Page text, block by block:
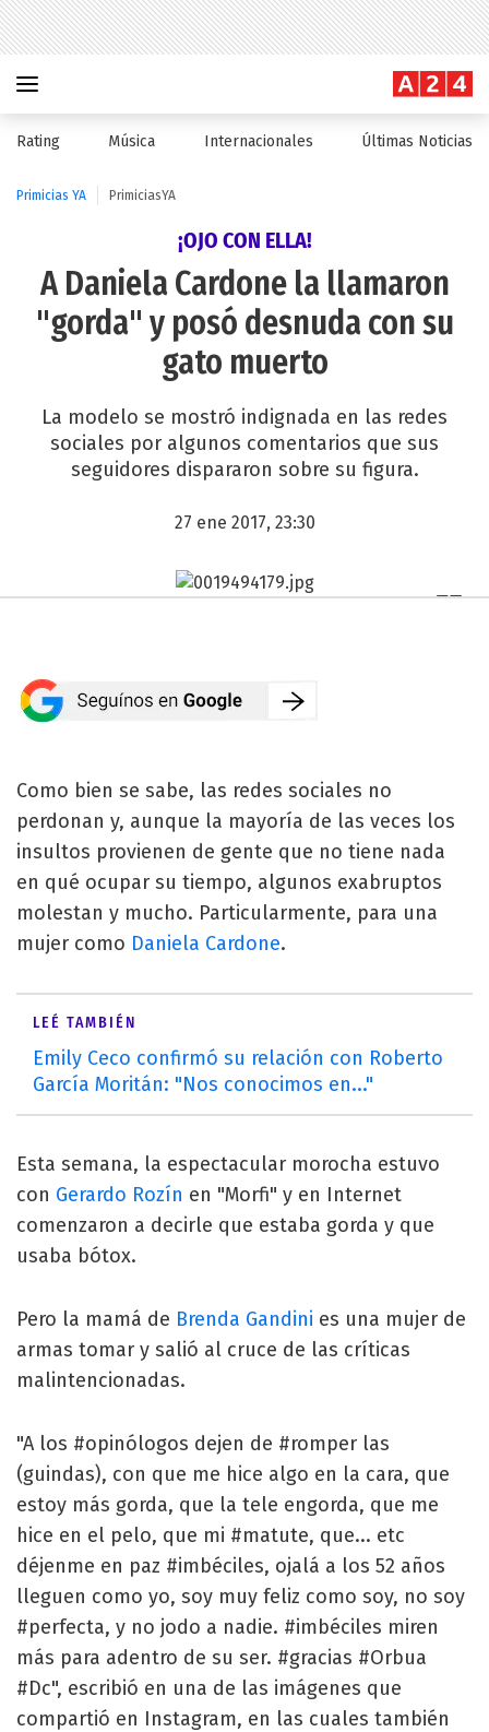
Rating Música Internacionales Últimas Noticias
Primicias YA PrimiciasYA
¡OJO CON ELLA!
A Daniela Cardone la llamaron
"gorda" y posó desnuda con su
gato muerto
La modelo se mostró indignada en las redes
sociales por algunos comentarios que sus
seguidores dispararon sobre su figura.
27 ene 2017, 23:30
Como bien se sabe, las redes sociales no
perdonan y, aunque la mayoría de las veces los
insultos provienen de gente que no tiene nada
en qué ocupar su tiempo, algunos exabruptos
molestan y mucho. Particularmente, para una
mujer como Daniela Cardone.
LEÉ TAMBIÉN
Emily Ceco confirmó su relación con Roberto
García Moritán: "Nos conocimos en..."
Esta semana, la espectacular morocha estuvo
con Gerardo Rozín en "Morfi" y en Internet
comenzaron a decirle que estaba gorda y que
usaba bótox.
Pero la mamá de Brenda Gandini es una mujer de
armas tomar y salió al cruce de las críticas
malintencionadas.
"A los #opinólogos dejen de #romper las
(guindas), con que me hice algo en la cara, que
estoy más gorda, que la tele engorda, que me
hice en el pelo, que mi #matute, que... etc
déjenme en paz #imbéciles, ojalá a los 52 años
lleguen como yo, soy muy feliz como soy, no soy
#perfecta, y no jodo a nadie. #imbéciles miren
más para adentro de su ser. #gracias #Orbua
#Dc", escribió en una de las imágenes que
compartió en Instagram, en las cuales también